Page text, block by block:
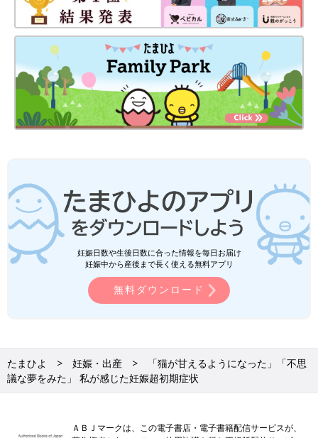
妊娠日数や生後日数に合った情報を毎日お届け
妊娠中から産後まで長く使える無料アプリ
無料ダウンロード
たまひよ 妊娠・出産
「猫が甘えるようになった」「不思
議な夢をみた」 私が感じた妊娠超初期症状
ＡＢＪマークは、この電子書店・電子書籍配信サービスが、